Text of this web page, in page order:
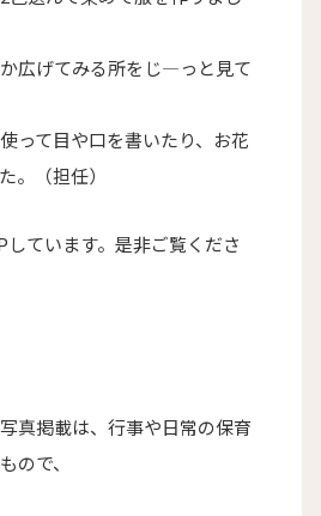
広げてみる所をじ―っと見て
って目や口を書いたり、お花
。（担任）
ています。是非ご覧くださ
真掲載は、行事や日常の保育
ので、